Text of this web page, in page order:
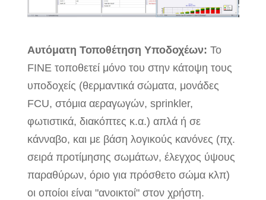
Αυτόματη Τοποθέτηση Υποδοχέων: Το
FINE τοποθετεί μόνο του στην κάτοψη τους
υποδοχείς (θερμαντικά σώματα, μονάδες
FCU, στόμια αεραγωγών, sprinkler,
φωτιστικά, διακόπτες κ.α.) απλά ή σε
κάνναβο, και με βάση λογικούς κανόνες (πχ.
σειρά προτίμησης σωμάτων, έλεγχος ύψους
παραθύρων, όριο για πρόσθετο σώμα κλπ)
οι οποίοι είναι "ανοικτοί" στον χρήστη.